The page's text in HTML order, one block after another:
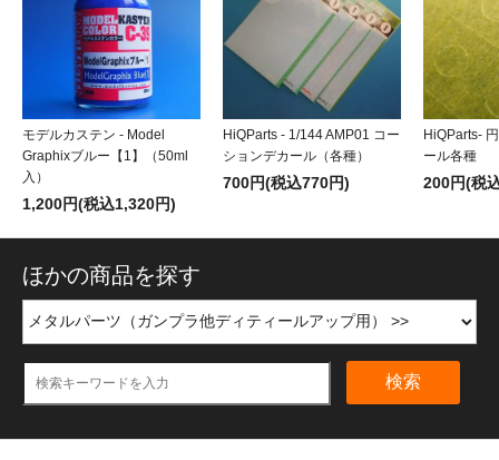
モデルカステン - Model
Graphixブルー【1】（50ml
入）
1,200円(税込1,320円)
HiQParts - 1/144 AMP01 コー
ションデカール（各種）
700円(税込770円)
HiQParts-
ール各種
200円(税
ほかの商品を探す
検索